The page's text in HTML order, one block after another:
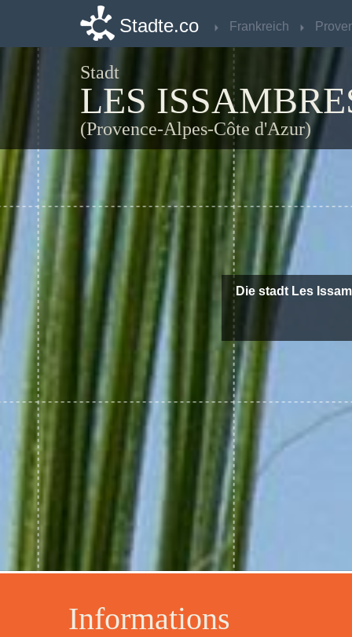
Stadte.co Frankreich
Stadt
LES
(Provence-Alpes-Côte d'Azur)
Informations
Die stadt Les
Stadte.co Frankreich